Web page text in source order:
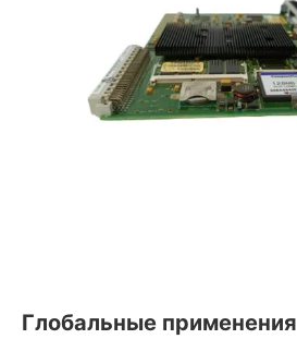
Глобальные применения